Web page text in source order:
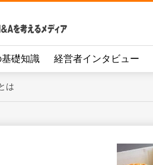
礎知識 経営者インタビュー
は